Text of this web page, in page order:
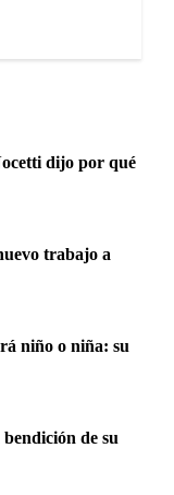
dijo por qué
trabajo a
niño o niña: su
de su